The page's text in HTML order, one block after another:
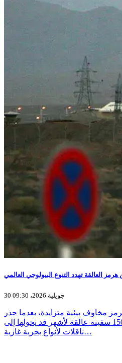
العالقة تهدد التنوع البيولوجي العالمي
30 جويلية 2026، 09:30
مخاوف بيئية متزايدة، بعدما حذر
باحثون من أن بقاء أكثر من 1500 سفينة عالقة لأشهر قد يحولها إلى
ناقلات لأنواع بحرية غازية…